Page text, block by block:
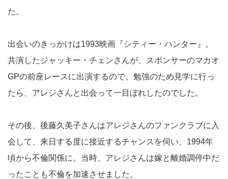
た。
出会いのきっかけは1993映画『シティー・ハンター』。
共演したジャッキー・チェンさんが、スポンサーのマカオ
GPの前座レースに出演するので、勉強のため見学に行っ
たら、アレジさんと出会って一目ぼれしたのでした。
その後、後藤久美子さんはアレジさんのファンクラブに入
会して、来日する度に接近するチャンスを伺い、1994年
頃から不倫関係に。当時、アレジさんは嫁と離婚調停中だ
ったことも不倫を加速させました。